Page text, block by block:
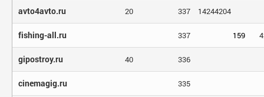
avto4avto.ru 20 337 14244204
fishing-all.ru 337 159
gipostroy.ru 40 336
cinemagig.ru 335